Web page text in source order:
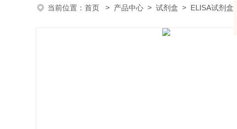
当前位置： 首页 > 产品中心 > 试剂盒 > ELISA试剂盒